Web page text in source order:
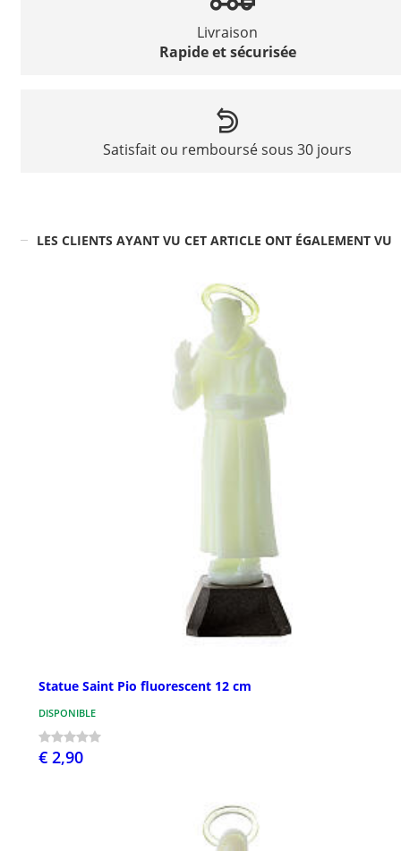
Livraison
Rapide et sécurisée
Satisfait ou remboursé sous 30 jours
LES CLIENTS AYANT VU CET ARTICLE ONT ÉGALEMENT VU
Statue Saint Pio fluorescent 12 cm
DISPONIBLE
€ 2,90